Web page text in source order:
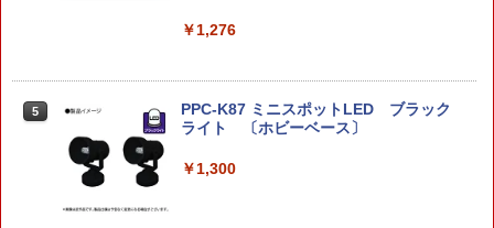
￥1,276
5
PPC-K87 ミニスポットLED ブラック
ライト 〔ホビーベース〕
￥1,300